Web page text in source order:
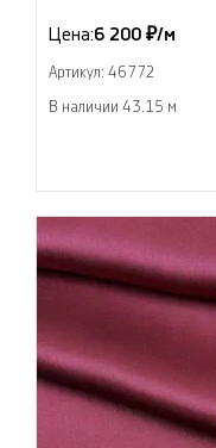
Цена:6 200 ₽/м
Артикул: 46772
В наличии 43.15 м